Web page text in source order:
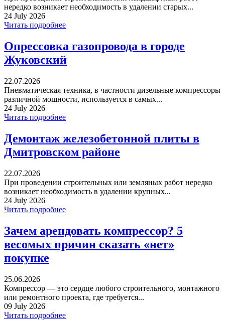
нередко возникает необходимость в удалении старых...
24 July 2026
Читать подробнее
Опрессовка газопровода в городе
Жуковский
22.07.2026
Пневматическая техника, в частности дизельные компрессоры
различной мощности, используется в самых...
24 July 2026
Читать подробнее
Демонтаж железобетонной плиты в
Дмитровском районе
22.07.2026
При проведении строительных или земляных работ нередко
возникает необходимость в удалении крупных...
24 July 2026
Читать подробнее
Зачем арендовать компрессор? 5
весомых причин сказать «нет»
покупке
25.06.2026
Компрессор — это сердце любого строительного, монтажного
или ремонтного проекта, где требуется...
09 July 2026
Читать подробнее